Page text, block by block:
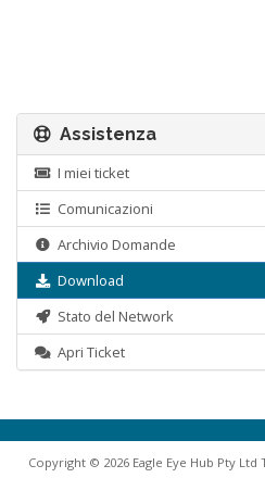
Assistenza
I miei ticket
Comunicazioni
Archivio Domande
Download
Stato del Network
Apri Ticket
Copyright © 2026 Eagle Eye Hub Pty